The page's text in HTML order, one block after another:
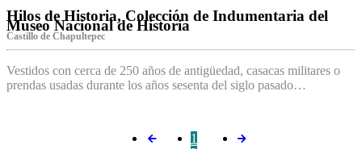
Hilos de Historia, Colección de Indumentaria del
Museo Nacional de Historia
Castillo de Chapultepec
Vestidos con cerca de 250 años de antigüedad, casacas militares o
prendas usadas durante los años sesenta del siglo pasado…
1